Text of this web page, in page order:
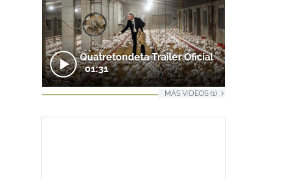
Quatretondeta Trailer Oficial
01:31
MÁS VIDEOS (1)